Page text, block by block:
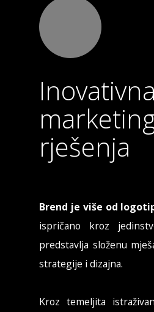
Inovativna
rješenja
Brend je više od
ispričano kroz
predstavlja složenu
strategije i dizajna.
Kroz temeljita